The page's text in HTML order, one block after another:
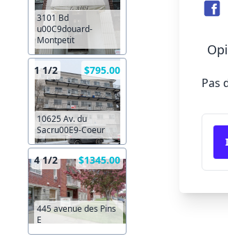
3101 Bd
u00C9douard-
Montpetit
1 1/2 $795.00
10625 Av. du
Sacru00E9-Coeur
4 1/2 $1345.00
445 avenue des Pins
E
Pas